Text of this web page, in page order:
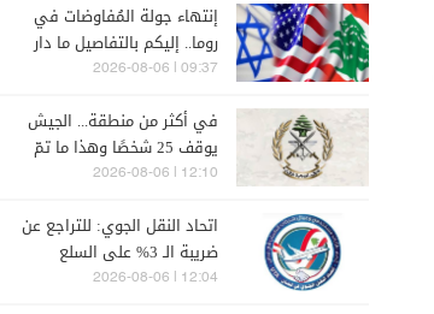
إنتهاء جولة المُفاوضات في
روما.. إليكم بالتفاصيل ما دار
بين الوفدين اللبنانيّ
09:37 | 2026-08-06
في أكثر من منطقة... الجيش
يوقف 25 شخصًا وهذا ما تمّ
ضبطه!
12:10 | 2026-08-06
اتحاد النقل الجوي: للتراجع عن
ضريبة الـ 3% على السلع
المستوردة
12:04 | 2026-08-06